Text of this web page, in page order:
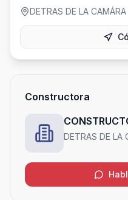
DETRAS DE LA
Constructora
DETRAS DE LA